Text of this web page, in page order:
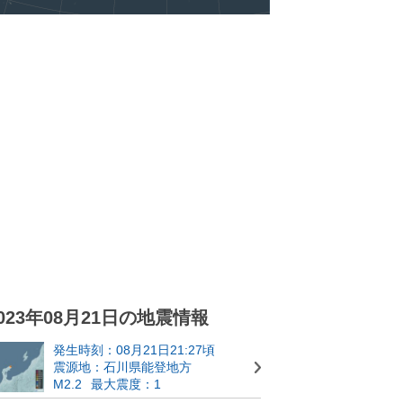
年08月21日の地震情報
発生時刻：08月21日21:27頃
震源地：石川県能登地方
M2.2
最大震度：1